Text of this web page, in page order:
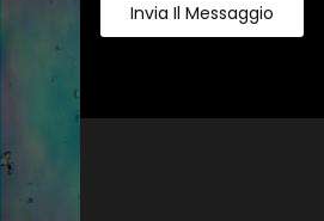
Invia Il Messaggio